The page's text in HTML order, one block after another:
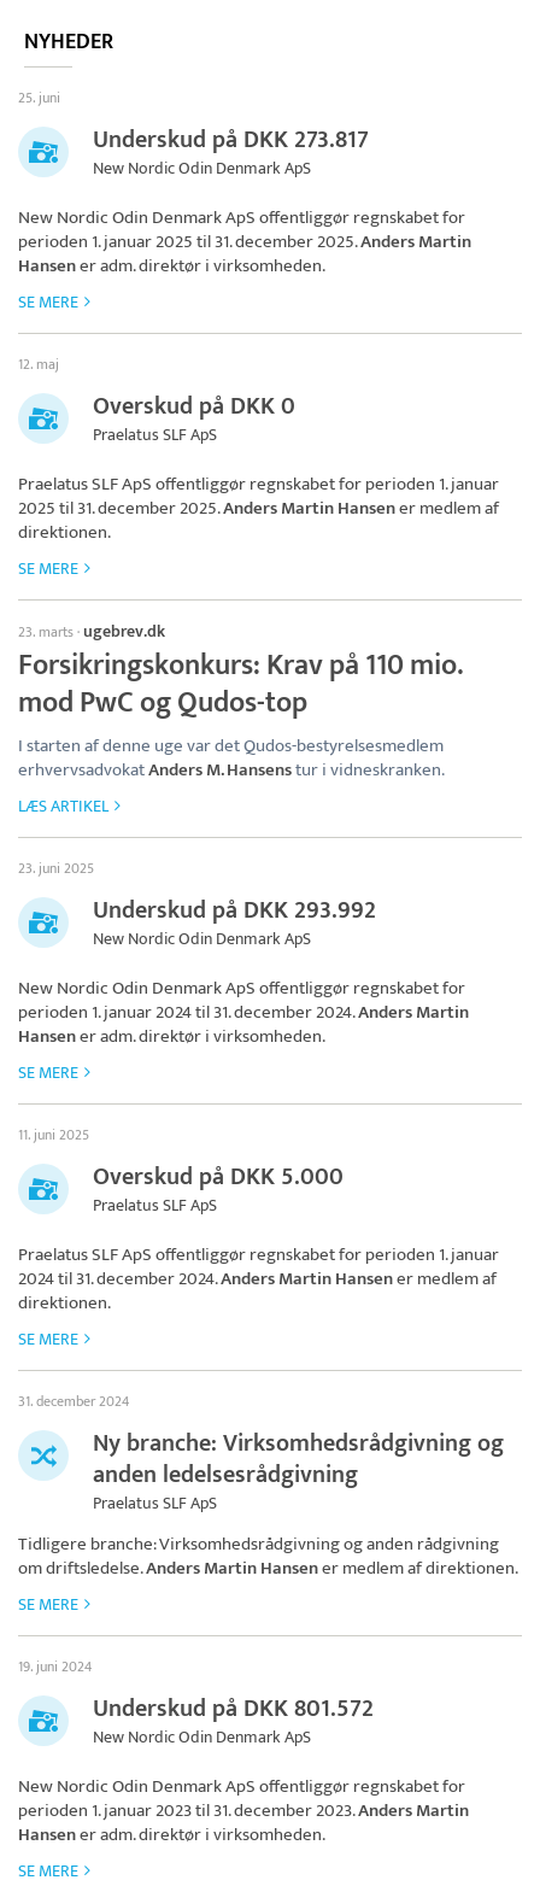
NYHEDER
25. juni
Underskud på DKK 273.817
New Nordic Odin Denmark ApS
New Nordic Odin Denmark ApSoffentliggør regnskabet for
perioden 1. januar 2025 til 31. december 2025.Anders Martin
Hansener adm. direktør i virksomheden.
SE MERE
12. maj
Overskud på DKK 0
Praelatus SLF ApS
Praelatus SLF ApSoffentliggør regnskabet for perioden 1. januar
2025 til 31. december 2025.Anders Martin Hansener medlem af
direktionen.
SE MERE
23. marts· ugebrev.dk
Forsikringskonkurs: Krav på 110 mio.
mod PwC og Qudos-top
I starten af denne uge var det Qudos-bestyrelsesmedlem
erhvervsadvokatAnders M. Hansenstur i vidneskranken.
LÆS ARTIKEL
23. juni 2025
Underskud på DKK 293.992
New Nordic Odin Denmark ApS
New Nordic Odin Denmark ApSoffentliggør regnskabet for
perioden 1. januar 2024 til 31. december 2024.Anders Martin
Hansener adm. direktør i virksomheden.
SE MERE
11. juni 2025
Overskud på DKK 5.000
Praelatus SLF ApS
Praelatus SLF ApSoffentliggør regnskabet for perioden 1. januar
2024 til 31. december 2024.Anders Martin Hansener medlem af
direktionen.
SE MERE
31. december 2024
Ny branche: Virksomhedsrådgivning og
anden ledelsesrådgivning
Praelatus SLF ApS
Tidligere branche: Virksomhedsrådgivning og anden rådgivning
om driftsledelse.Anders Martin Hansener medlem af direktionen.
SE MERE
19. juni 2024
Underskud på DKK 801.572
New Nordic Odin Denmark ApS
New Nordic Odin Denmark ApSoffentliggør regnskabet for
perioden 1. januar 2023 til 31. december 2023.Anders Martin
Hansener adm. direktør i virksomheden.
SE MERE